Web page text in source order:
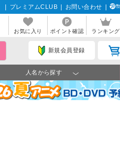
プレミアムCLUB お問い合わせ
お気に入り ポイント確認 ランキング
新規会員登録
人名から探す